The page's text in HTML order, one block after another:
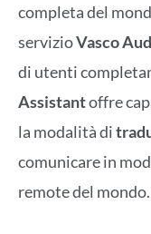
completa del
servizioVasco
di utenti
Assistantoffre
la modalità di
comunicare in
remote del mondo.